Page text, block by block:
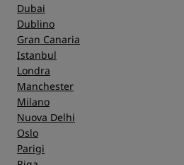
Dubai
Dublino
Gran Canaria
Istanbul
Londra
Manchester
Milano
Nuova Delhi
Oslo
Parigi